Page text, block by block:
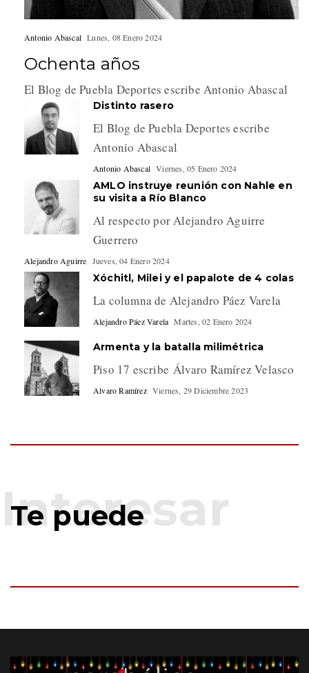
Antonio Abascal Lunes, 08 Enero 2024
Ochenta años
El Blog de Puebla Deportes escribe Antonio Abascal
Distinto rasero
El Blog de Puebla Deportes escribe
Antonio Abascal
Antonio Abascal Viernes, 05 Enero 2024
AMLO instruye reunión con Nahle en
su visita a Río Blanco
Al respecto por Alejandro Aguirre
Guerrero
Alejandro Aguirre Jueves, 04 Enero 2024
Xóchitl, Milei y el papalote de 4 colas
La columna de Alejandro Páez Varela
Alejandro Páez Varela Martes, 02 Enero 2024
Armenta y la batalla milimétrica
Piso 17 escribe Álvaro Ramírez Velasco
Alvaro Ramírez Viernes, 29 Diciembre 2023
Te puede